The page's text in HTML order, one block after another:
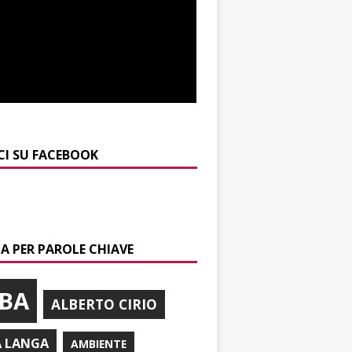
SU FACEBOOK
PER PAROLE CHIAVE
ALBERTO CIRIO
LANGA AMBIENTE